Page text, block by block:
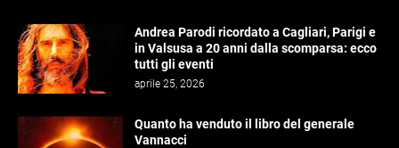
Andrea Parodi ricordato a Cagliari, Parigi e
in Valsusa a 20 anni dalla scomparsa: ecco
tutti gli eventi
aprile 25, 2026
Quanto ha venduto il libro del generale
Vannacci